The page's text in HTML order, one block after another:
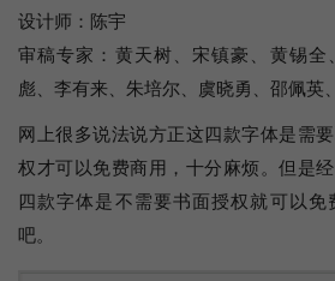
设计师：陈宇
审稿专家：黄天树、宋镇豪、黄锡
彪、李有来、朱培尔、虞晓勇、邵佩英
网上很多说法说方正这四款字体是需
权才可以免费商用，十分麻烦。但是
四款字体是不需要书面授权就可以
吧。